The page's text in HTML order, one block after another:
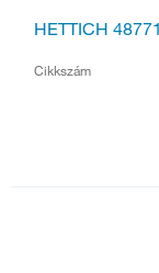
HETTICH
Cikkszám